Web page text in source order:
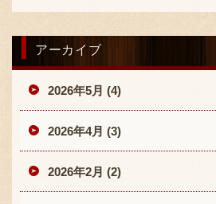
アーカイブ
2026年5月 (4)
2026年4月 (3)
2026年2月 (2)